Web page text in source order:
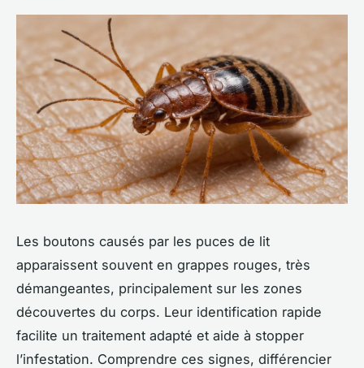
Les boutons causés par les puces de lit
apparaissent souvent en grappes rouges, très
démangeantes, principalement sur les zones
découvertes du corps. Leur identification rapide
facilite un traitement adapté et aide à stopper
l’infestation. Comprendre ces signes, différencier